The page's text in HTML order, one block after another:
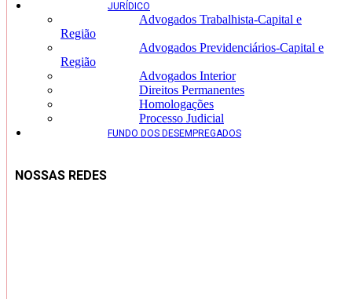
JURÍDICO
Advogados Trabalhista-Capital e
Região
Advogados Previdenciários-Capital e
Região
Advogados Interior
Direitos Permanentes
Homologações
Processo Judicial
FUNDO DOS DESEMPREGADOS
NOSSAS REDES